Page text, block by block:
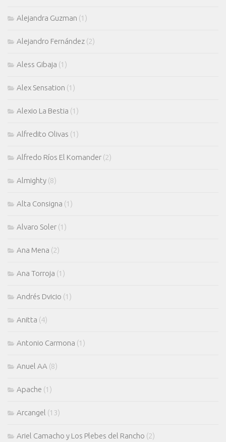
Alejandra Guzman (1)
Alejandro Fernández (2)
Aless Gibaja (1)
Alex Sensation (1)
Alexio La Bestia (1)
Alfredito Olivas (1)
Alfredo Ríos El Komander (2)
Almighty (8)
Alta Consigna (1)
Alvaro Soler (1)
Ana Mena (2)
Ana Torroja (1)
Andrés Dvicio (1)
Anitta (4)
Antonio Carmona (1)
Anuel AA (8)
Apache (1)
Arcangel (13)
Ariel Camacho y Los Plebes del Rancho (2)